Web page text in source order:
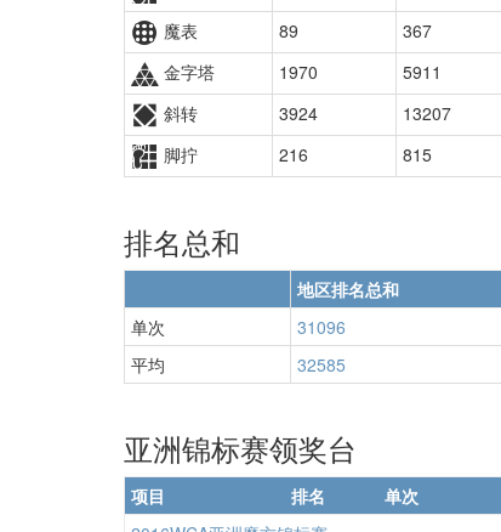
魔表
89 367
金字塔
1970 5911
斜转
3924 13207
脚拧
216 815
排名总和
地区排名总和
单次
31096
平均
32585
亚洲锦标赛领奖台
项目 排名 单次